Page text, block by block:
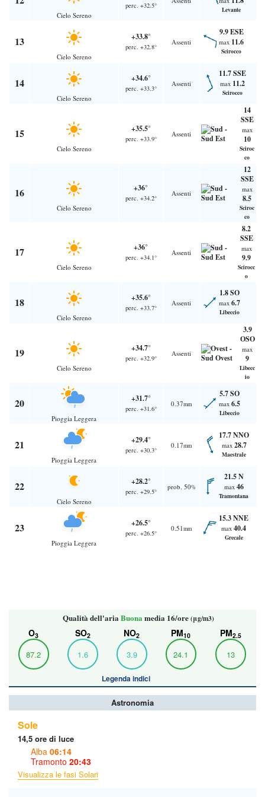
Cielo Sereno
perc. +32.5° Levante
13
Cielo Sereno
+33.8°
perc. +32.8°
Assenti
9.9 ESE
max 11.6
Scirocco
14
Cielo Sereno
+34.6°
perc. +33.3°
Assenti
11.7 SSE
max 11.2
Scirocco
15
Cielo Sereno
+35.5°
perc. +33.9°
Assenti
14
SSE
max
10
Sciroc
co
16
Cielo Sereno
+36°
perc. +34.2°
Assenti
12
SSE
max
8.5
Sciroc
co
17
Cielo Sereno
+36°
perc. +34.1°
Assenti
8.2
SSE
max
9.9
Scirocc
o
18
Cielo Sereno
+35.6°
perc. +33.7°
Assenti
1.8 SO
max 6.7
Libeccio
19
Cielo Sereno
+34.7°
perc. +32.9°
Assenti
3.9
OSO
max
9
Libecc
io
20
Pioggia Leggera
+31.7°
perc. +31.6°
0.37mm
5.7 SO
max 6.5
Libeccio
21
Pioggia Leggera
+29.4°
perc. +30.3°
0.17mm
17.7 NNO
max 28.7
Maestrale
22
Cielo Sereno
+28.2°
perc. +29.5°
prob. 50%
21.5 N
max 46
Tramontana
23
Pioggia Leggera
+26.5°
perc. +26.5°
0.51mm
15.3 NNE
max 40.4
Grecale
Qualità dell'aria Buona media 16/ore(μg/m3)
O3
87.2
SO2
1.6
NO2
3.9
PM10
24.1
PM2.5
13
Legenda indici
Astronomia
Sole
14,5 ore di luce
Alba 06:14
Tramonto 20:43
Visualizza le fasi Solari